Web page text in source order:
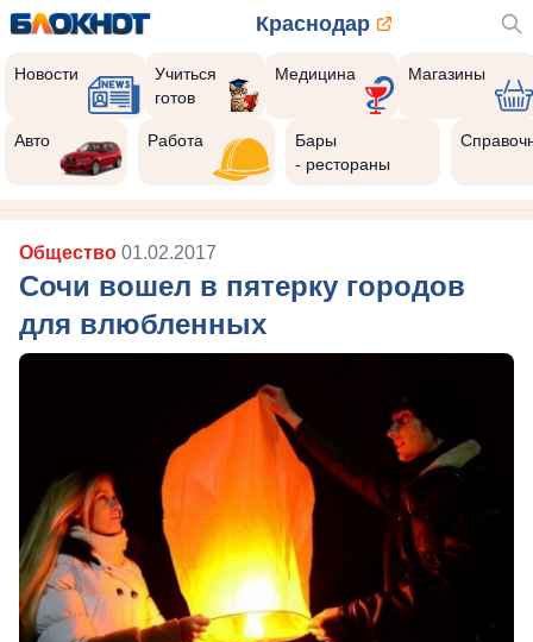
Краснодар
Новости
Учиться
готов
Медицина Магазины
Авто Работа
Бары
- рестораны
Общество 01.02.2017
Сочи вошел в пятерку городов
для влюбленных